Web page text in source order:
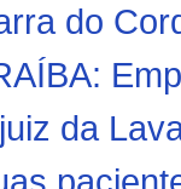
do
da